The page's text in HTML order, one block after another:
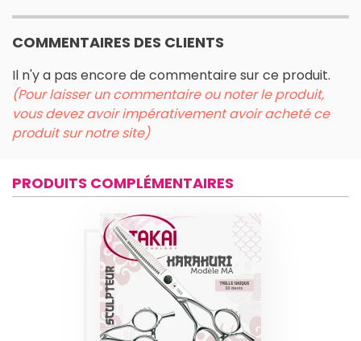
COMMENTAIRES DES CLIENTS
Il n'y a pas encore de commentaire sur ce produit.
(Pour laisser un commentaire ou noter le produit,
vous devez avoir impérativement avoir acheté ce
produit sur notre site)
PRODUITS COMPLÉMENTAIRES
CISEAUX TAKAI
KARAKURI-MA
SCULPTEUR
Produits